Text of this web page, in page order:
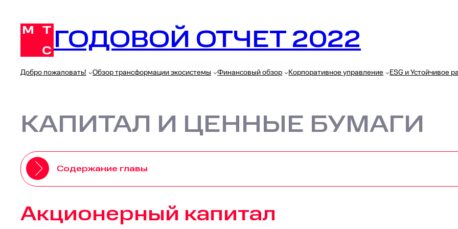
содержимому ГОДОВОЙ ОТЧЕТ 2022
Добро пожаловать! Обзор трансформации экосистемы Финансовый обзор Корпоративное управление ESG и Устойчивое
КАПИТАЛ И ЦЕННЫЕ БУМАГИ
Содержание главы
Акционерный капитал